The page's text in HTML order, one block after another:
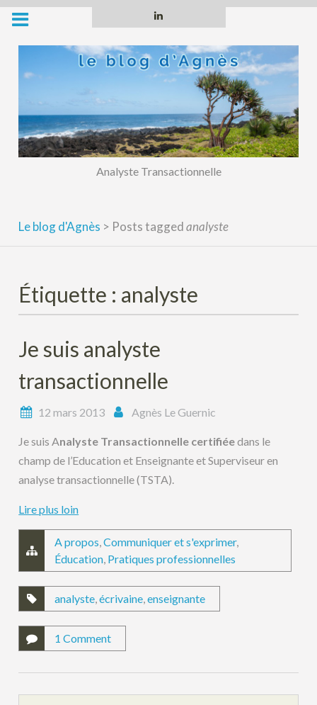
Skip
content
Analyste Transactionnelle
Le blog d'Agnès > Posts taggedanalyste
Étiquette : analyste
Je suis analyste
transactionnelle
12 mars 2013 Agnès Le Guernic
Je suis Analyste Transactionnelle certifiéedans le
champ de l’Education et Enseignante et Superviseur en
analyse transactionnelle (TSTA).
Lire plus loin
A propos,Communiquer et s'exprimer,
Éducation, Pratiques professionnelles
analyste,écrivaine,enseignante
1 Comment